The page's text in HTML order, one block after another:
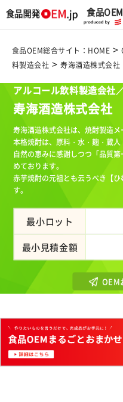
食品
食品OEM総合サイト：HOME >
料製造会社 >寿海酒造株式会社
アルコール飲料製造会社
寿海酒造株式会社
寿海酒造株式会社は、焼酎製造メ
本格焼酎は、原料・水・麹・蔵人
自然の恵みに感謝しつつ「品質
めております。
赤芋焼酎の元祖とも云うべき【
す。
最小ロット
最小見積金額
OEM